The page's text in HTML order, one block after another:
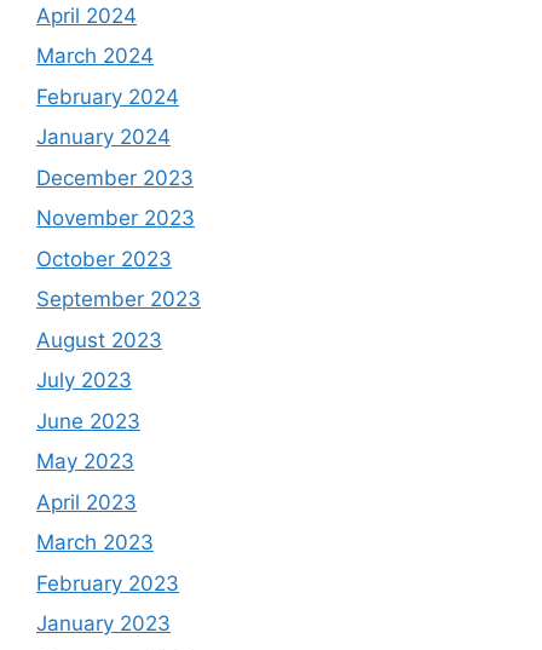
April 2024
March 2024
February 2024
January 2024
December 2023
November 2023
October 2023
September 2023
August 2023
July 2023
June 2023
May 2023
April 2023
March 2023
February 2023
January 2023